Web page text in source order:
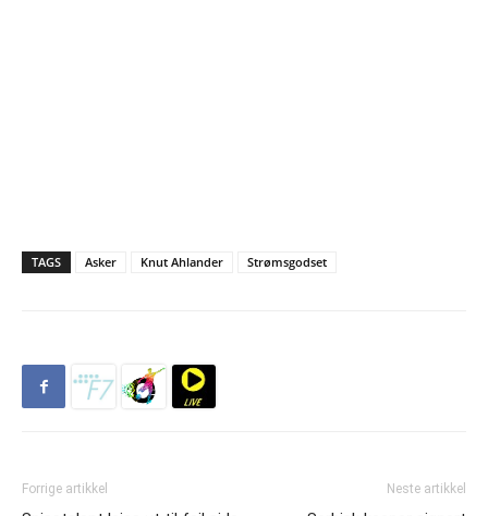
TAGS Asker Knut Ahlander Strømsgodset
Forrige artikkel Neste artikkel